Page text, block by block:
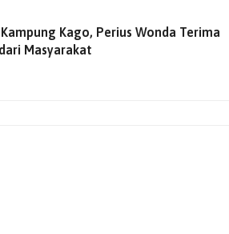
Kampung Kago, Perius Wonda Terima
Masyarakat